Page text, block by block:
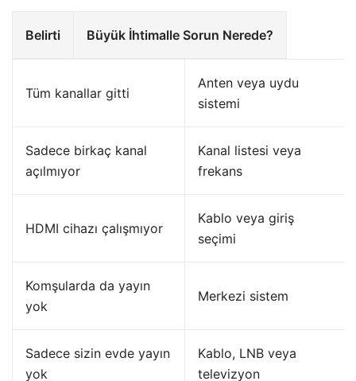
Belirti Büyük İhtimalle Sorun Nerede?
Tüm kanallar gitti
Anten veya uydu
sistemi
Sadece birkaç kanal
açılmıyor
Kanal listesi veya
frekans
HDMI cihazı çalışmıyor
Kablo veya giriş
seçimi
Komşularda da yayın
yok
Merkezi sistem
Sadece sizin evde yayın
yok
Kablo, LNB veya
televizyon